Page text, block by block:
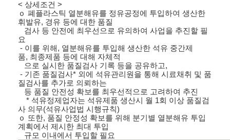
< 상세조건 >
ｏ 폐플라스틱 열분해유를 정유공정에 투입하여 생산한
휘발유, 경유 등에 대한 품질
검사 등 안전에 최우선으로 유의하여 사업을 추진할 필
요
- 이를 위해 , 열분해유를 투입해 생산한 석유 중간제
품, 최종제품 등에 대해 자체적
으로 실시한 품질검사 기록 등을 공유하고,
- 기존 품질검사* 외에 석유관리원을 통해 시료채취 및 품
질검사를 추가로 의뢰하는
등 품질 안전성 확보를 최우선적으로 고려하여 추진
* 석유정제업자는 석유제품 생산시 월 1회 이상 품질검
사 의무(석유사업법 시행규칙)
ｏ
또한, 품질 안정성 확보를 위해 분기별 열분해유 투입
계획에서 제시한 최대 투입
규모 이내에서 투입할 필요